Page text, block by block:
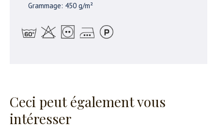
Grammage: 450 g/m²
Ceci peut également vous
intéresser